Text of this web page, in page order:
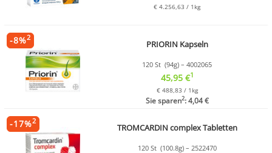
€ 4.256,63 / 1kg
PRIORIN Kapseln
120 St (94g) – 4002065
45,95 €1
€ 488,83 / 1kg
Sie sparen2: 4,04 €
-8%2
TROMCARDIN complex Tabletten
120 St (100.8g) – 2522470
-17%2